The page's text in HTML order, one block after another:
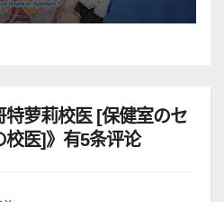
特萝莉校医 [保健室のセ
校医]》有5条评论